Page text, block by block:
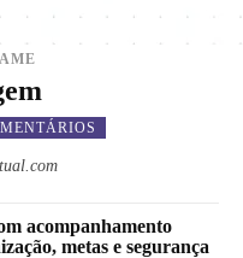
acompanhamento
metas e segurança